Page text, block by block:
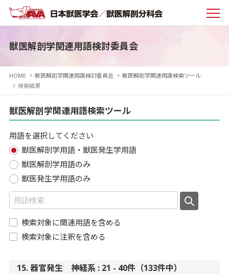
獣医解剖学関連用語検討委員会
HOME 獣医解剖学関連用語検討委員会
獣医解剖学関連用語検索ツール
検索結果
獣医解剖学関連用語検索ツール
用語を選択してください
獣医解剖学用語・獣医発生学用語
獣医解剖学用語のみ
獣医発生学用語のみ
検索対象に関連用語を含める
検索対象に注釈を含める
15. 器官発生 神経系 : 21 - 40件（133件中）